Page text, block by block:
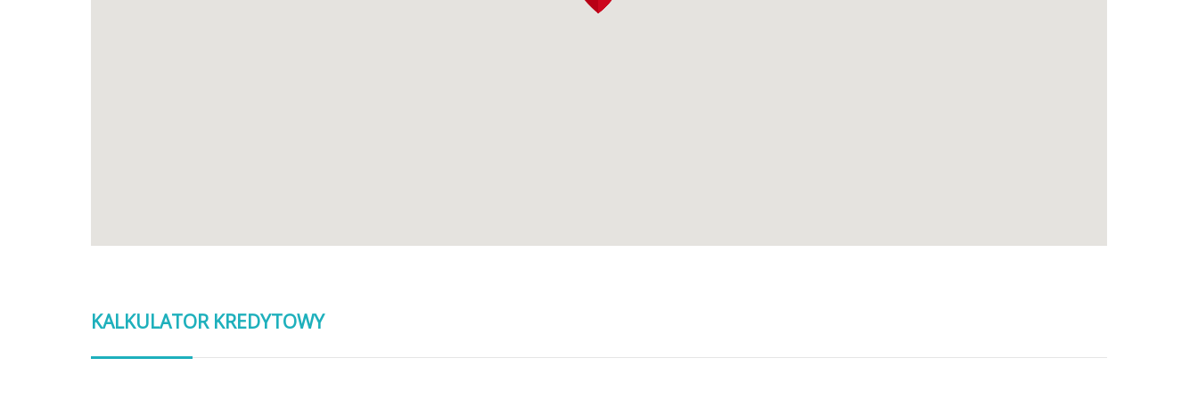
KALKULATOR KREDYTOWY